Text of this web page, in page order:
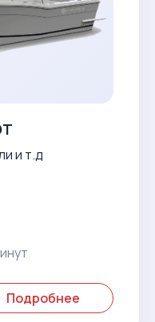
и т.д
Подробнее